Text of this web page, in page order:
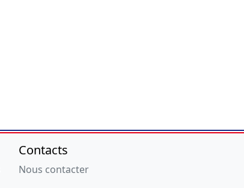
Contacts
Nous contacter